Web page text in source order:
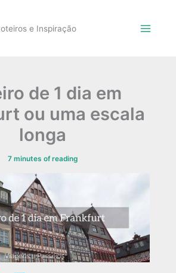
e Inspiração
de 1 dia em
ou uma escala
longa
7 minutes of reading